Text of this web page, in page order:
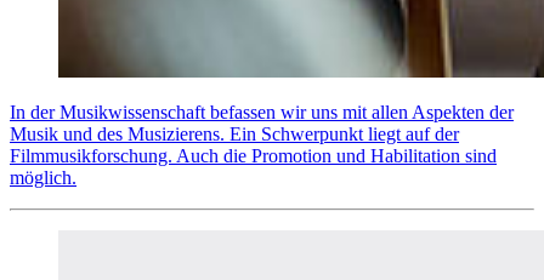
In der Musikwissenschaft befassen wir uns mit allen Aspekten der
Musik und des Musizierens. Ein Schwerpunkt liegt auf der
Filmmusikforschung. Auch die Promotion und Habilitation sind
möglich.